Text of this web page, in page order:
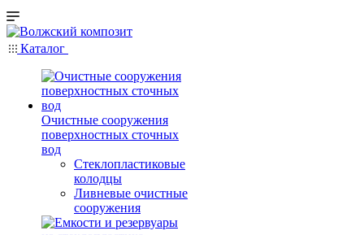
Каталог
Очистные сооружения
поверхностных сточных
вод
Стеклопластиковые
колодцы
Ливневые очистные
сооружения